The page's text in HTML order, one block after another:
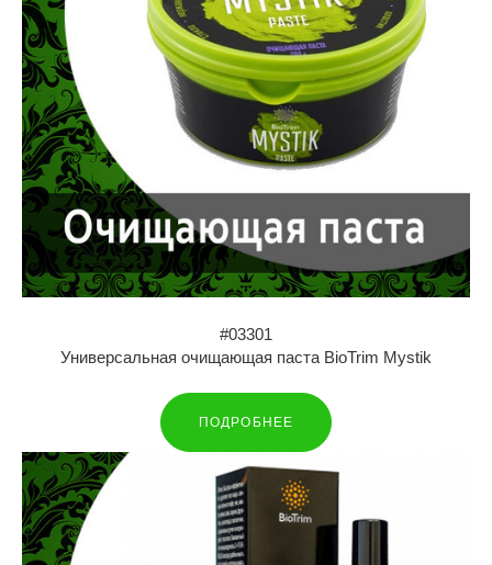
#03301
Универсальная очищающая паста BioTrim Mystik
ПОДРОБНЕЕ